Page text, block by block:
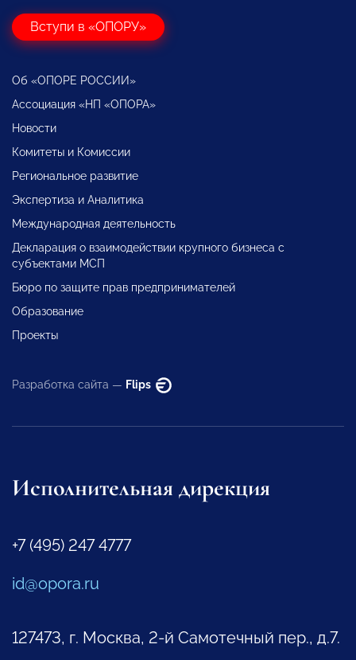
Вступи в «ОПОРУ»
Об «ОПОРЕ РОССИИ»
Ассоциация «НП «ОПОРА»
Новости
Комитеты и Комиссии
Региональное развитие
Экспертиза и Аналитика
Международная деятельность
Декларация о взаимодействии крупного бизнеса с
субъектами МСП
Бюро по защите прав предпринимателей
Образование
Проекты
Разработка сайта — Flips
Исполнительная дирекция
+7 (495) 247 4777
id@opora.ru
127473, г. Москва, 2-й Самотечный пер., д.7.